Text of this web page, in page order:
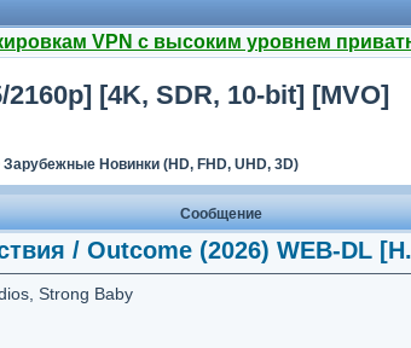
VPN с высоким уровнем
[4K, SDR, 10-bit] [MVO]
Зарубежные Новинки (HD, FHD, UHD, 3D)
Сообщение
/ Outcome (2026) WEB-DL
Strong Baby